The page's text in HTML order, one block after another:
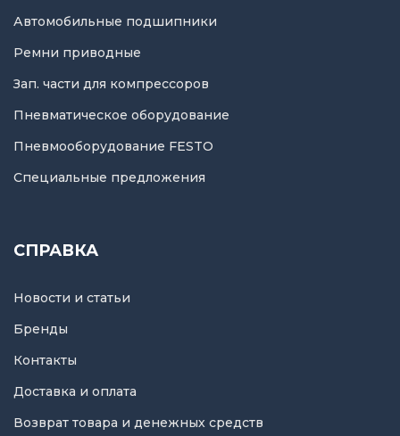
Автомобильные подшипники
Ремни приводные
Зап. части для компрессоров
Пневматическое оборудование
Пневмооборудование FESTO
Специальные предложения
СПРАВКА
Новости и статьи
Бренды
Контакты
Доставка и оплата
Возврат товара и денежных средств